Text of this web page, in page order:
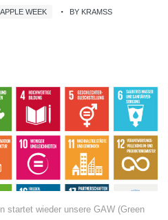
WEEK BY KRAMSS
startet wieder unsere GAW (Green